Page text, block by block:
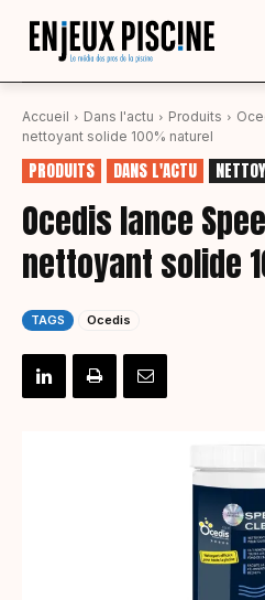
Accueil Dans l'actu Produits
nettoyant solide 100% naturel
PRODUITS DANS L'ACTU
Ocedis lance
nettoyant solide
TAGS Ocedis